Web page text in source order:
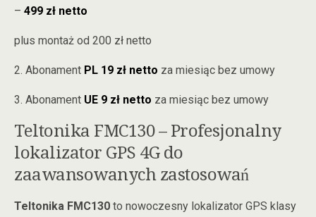
– 499 zł netto
plus montaż od 200 zł netto
2. Abonament PL 19 zł netto za miesiąc bez umowy
3. Abonament UE 9 zł netto za miesiąc bez umowy
Teltonika FMC130 – Profesjonalny
lokalizator GPS 4G do
zaawansowanych zastosowań
Teltonika FMC130 to nowoczesny lokalizator GPS klasy